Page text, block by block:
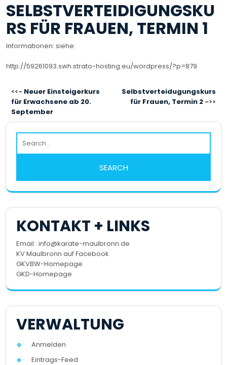
SELBSTVERTEIDIGUNGSKU
RS FÜR FRAUEN, TERMIN 1
Informationen: siehe:
http://59261093.swh.strato-hosting.eu/wordpress/?p=879
BEITRAGSNAVIGATION
Neuer Einsteigerkurs
für Erwachsene ab 20.
September
Selbstverteidugungskurs
für Frauen, Termin 2
KONTAKT + LINKS
Email : info@karate-maulbronn.de
KV Maulbronn auf Facebook
GKVBW-Homepage
GKD-Homepage
VERWALTUNG
Anmelden
Eintrags-Feed